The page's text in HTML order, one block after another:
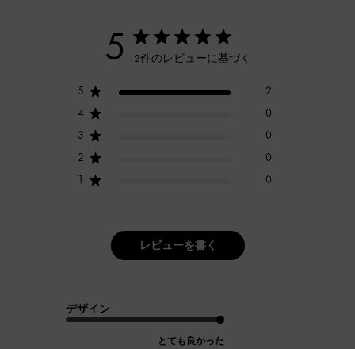
5 2件のレビューに基づく
5
2
4
0
3
0
2
0
1
0
レビューを書く
デザイン
とても良かった